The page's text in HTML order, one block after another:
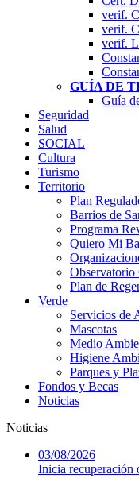
verif.
verif.
verif.
GUÍA DE
Guía
Seguridad
Salud
SOCIAL
Cultura
Turismo
Territorio
Plan
Barrios de
Programa
Quiero Mi
Observatorio
Plan de
Verde
Servicios de
Mascotas
Medio
Higiene
Parques y
Fondos y Becas
Noticias
Noticias
03/08/2026
Inicia recuperación